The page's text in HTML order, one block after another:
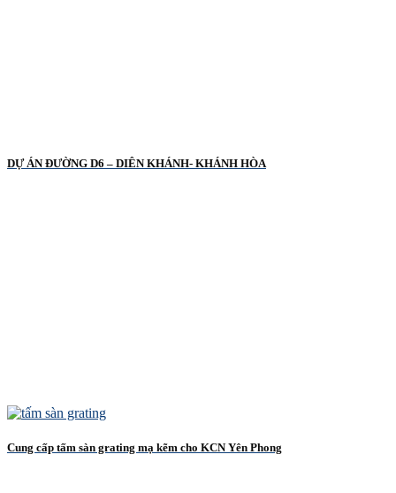
DỰ ÁN ĐƯỜNG D6 – DIÊN KHÁNH- KHÁNH HÒA
Cung cấp tấm sàn grating mạ kẽm cho KCN Yên Phong